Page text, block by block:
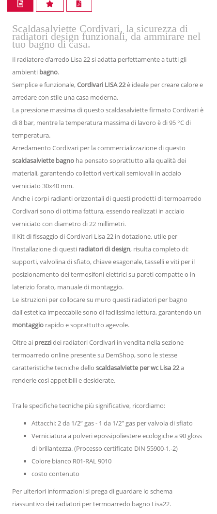
Scaldasalviette Cordivari, la sicurezza di
radiatori design funzionali, da ammirare nel
tuo bagno di casa.
Il radiatore d’arredo Lisa 22 si adatta perfettamente a tutti gli
ambienti bagno.
Semplice e funzionale,Cordivari LISA 22è ideale per creare calore e
arredare con stile una casa moderna.
La pressione massima di questo scaldasalviette firmato Cordivari è
di 8 bar, mentre la temperatura massima di lavoro è di 95 °C di
temperatura.
Arredamento Cordivari per la commercializzazione di questo
scaldasalviette bagno ha pensato soprattutto alla qualità dei
materiali, garantendo collettori verticali semiovali in acciaio
verniciato 30x40 mm.
Anche i corpi radianti orizzontali di questi prodotti di termoarredo
Cordivari sono di ottima fattura, essendo realizzati in acciaio
verniciato con diametro di 22 millimetri.
Il Kit di fissaggio di Cordivari Lisa 22 in dotazione, utile per
l'installazione di questi radiatori di design, risulta completo di:
supporti, valvolina di sfiato, chiave esagonale, tasselli e viti per il
posizionamento dei termosifoni elettrici su pareti compatte o in
laterizio forato, manuale di montaggio.
Le istruzioni per collocare su muro questi radiatori per bagno
dall'estetica impeccabile sono di facilissima lettura, garantendo un
montaggio rapido e soprattutto agevole.
Oltre ai prezzidei radiatori Cordivari in vendita nella sezione
termoarredo online presente su DemShop, sono le stesse
caratteristiche tecniche dello scaldasalviette per wc Lisa 22a
renderle così appetibili e desiderate.
Tra le specifiche tecniche più significative, ricordiamo:
Attacchi: 2 da 1/2” gas - 1 da 1/2” gas per valvola di sfiato
Verniciatura a polveri epossipoliestere ecologiche a 90 gloss
di brillantezza. (Processo certificato DIN 55900-1,-2)
Colore bianco R01-RAL 9010
costo contenuto
Per ulteriori informazioni si prega di guardare lo schema
riassuntivo dei radiatori per termoarredo bagno Lisa22.